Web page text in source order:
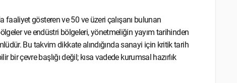
faaliyet gösteren ve 50 ve üzeri çalışanı bulunan
ve endüstri bölgeleri, yönetmeliğin yayım tarihinden
Bu takvim dikkate alındığında sanayi için kritik tarih
bir çevre başlığı değil; kısa vadede kurumsal hazırlık